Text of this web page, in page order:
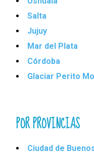
Salta
Jujuy
Mar del Plata
Córdoba
Glaciar Perito
POR PROVINCIAS
Ciudad de